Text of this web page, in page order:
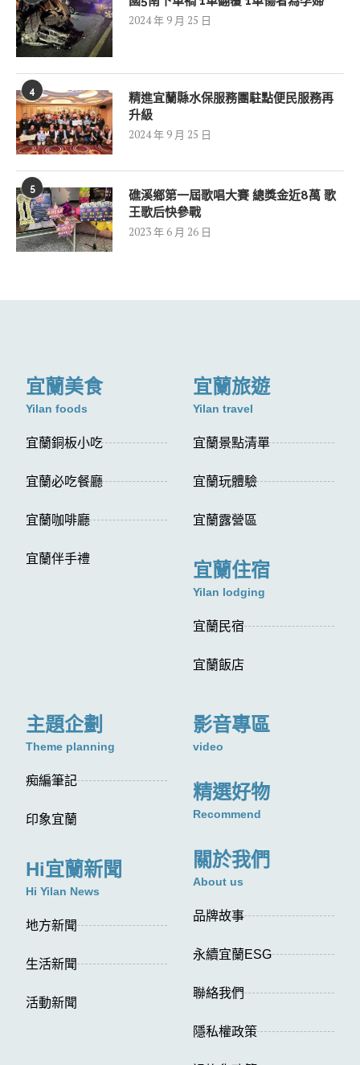
2024 年 9 月 25 日
4
精進宜蘭縣水保服務團駐點便民服務再
升級
2024 年 9 月 25 日
5
礁溪鄉第一屆歌唱大賽 總獎金近8萬 歌
王歌后快參戰
2023 年 6 月 26 日
宜蘭美食
Yilan foods
宜蘭銅板小吃
宜蘭必吃餐廳
宜蘭咖啡廳
宜蘭伴手禮
宜蘭旅遊
Yilan travel
宜蘭景點清單
宜蘭玩體驗
宜蘭露營區
宜蘭住宿
Yilan lodging
宜蘭民宿
宜蘭飯店
主題企劃
Theme planning
痴編筆記
印象宜蘭
Hi宜蘭新聞
Hi Yilan News
地方新聞
生活新聞
活動新聞
影音專區
video
精選好物
Recommend
關於我們
About us
品牌故事
永續宜蘭ESG
聯絡我們
隱私權政策